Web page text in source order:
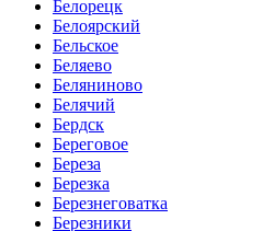
Белорецк
Белоярский
Бельское
Беляево
Беляниново
Белячий
Бердск
Береговое
Береза
Березка
Березнеговатка
Березники